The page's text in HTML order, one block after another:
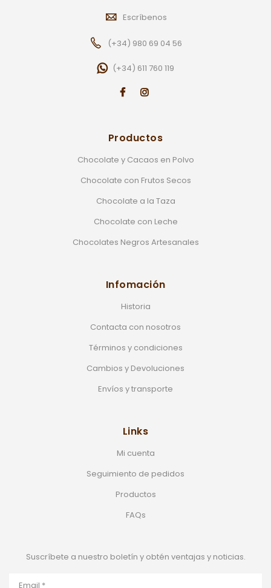
Escríbenos
(+34) 980 69 04 56
(+34) 611 760 119
Productos
Chocolate y Cacaos en Polvo
Chocolate con Frutos Secos
Chocolate a la Taza
Chocolate con Leche
Chocolates Negros Artesanales
Infomación
Historia
Contacta con nosotros
Términos y condiciones
Cambios y Devoluciones
Envíos y transporte
Links
Mi cuenta
Seguimiento de pedidos
Productos
FAQs
Suscríbete a nuestro boletín y obtén ventajas y noticias.